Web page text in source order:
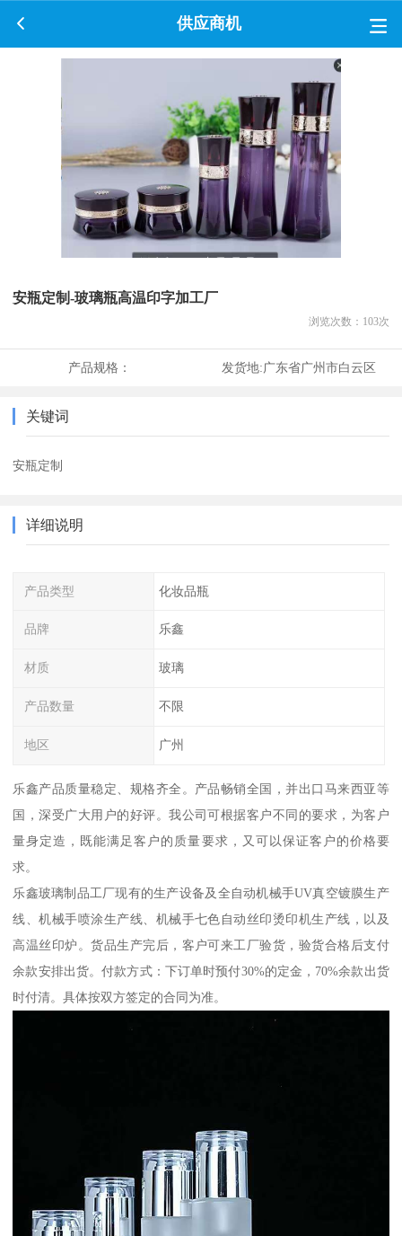
供应商机
安瓶定制-玻璃瓶高温印字加工厂
浏览次数： 103次
产品规格： 发货地:广东省广州市白云区
关键词
安瓶定制
详细说明
产品类型 化妆品瓶
品牌 乐鑫
材质 玻璃
产品数量 不限
地区 广州
乐鑫产品质量稳定、规格齐全。产品畅销全国，并出口马来西亚等
国，深受广大用户的好评。我公司可根据客户不同的要求，为客户
量身定造，既能满足客户的质量要求，又可以保证客户的价格要
求。
乐鑫玻璃制品工厂现有的生产设备及全自动机械手UV真空镀膜生产
线、机械手喷涂生产线、机械手七色自动丝印烫印机生产线，以及
高温丝印炉。货品生产完后，客户可来工厂验货，验货合格后支付
余款安排出货。付款方式：下订单时预付30%的定金，70%余款出货
时付清。具体按双方签定的合同为准。